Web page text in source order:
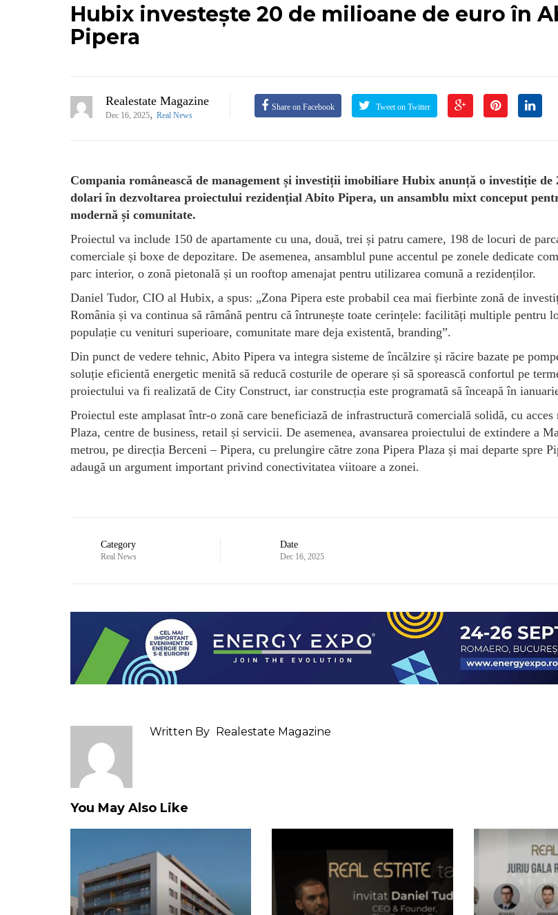
Hubix investește 20 de milioane de euro în
Pipera
Realestate Magazine
Dec 16, 2025, Real News
Share on Facebook Tweet on Twitter
Compania românească de management și investiții imobiliare Hubix anunță o investiție de
dolari în dezvoltarea proiectului rezidențial Abito Pipera, un ansamblu mixt conceput
modernă și comunitate.
Proiectul va include 150 de apartamente cu una, două, trei și patru camere, 198 de locuri de
comerciale și boxe de depozitare. De asemenea, ansamblul pune accentul pe zonele dedicate
parc interior, o zonă pietonală și un rooftop amenajat pentru utilizarea comună a rezidenților.
Daniel Tudor, CIO al Hubix, a spus: „Zona Pipera este probabil cea mai fierbinte zonă de
România și va continua să rămână pentru că întrunește toate cerințele: facilități multiple pentru
populație cu venituri superioare, comunitate mare deja existentă, branding”.
Din punct de vedere tehnic, Abito Pipera va integra sisteme de încălzire și răcire bazate pe
soluție eficientă energetic menită să reducă costurile de operare și să sporească confortul pe
proiectului va fi realizată de City Construct, iar construcția este programată să înceapă în
Proiectul este amplasat într-o zonă care beneficiază de infrastructură comercială solidă, cu acces
Plaza, centre de business, retail și servicii. De asemenea, avansarea proiectului de extindere a
metrou, pe direcția Berceni – Pipera, cu prelungire către zona Pipera Plaza și mai departe spre
adaugă un argument important privind conectivitatea viitoare a zonei.
Category
Real News
Date
Dec 16, 2025
Written By Realestate Magazine
You May Also Like